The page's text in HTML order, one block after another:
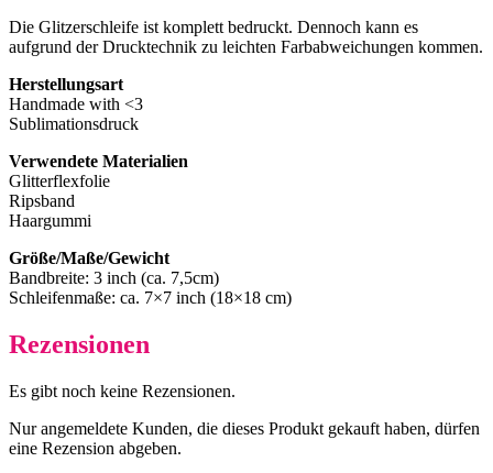
Die Glitzerschleife ist komplett bedruckt. Dennoch kann es
aufgrund der Drucktechnik zu leichten Farbabweichungen kommen.
Herstellungsart
Handmade with <3
Sublimationsdruck
Verwendete Materialien
Glitterflexfolie
Ripsband
Haargummi
Größe/Maße/Gewicht
Bandbreite: 3 inch (ca. 7,5cm)
Schleifenmaße: ca. 7×7 inch (18×18 cm)
Rezensionen
Es gibt noch keine Rezensionen.
Nur angemeldete Kunden, die dieses Produkt gekauft haben, dürfen
eine Rezension abgeben.